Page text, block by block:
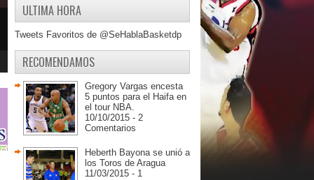
ULTIMA HORA
Tweets Favoritos de @SeHablaBasketdp
RECOMENDAMOS
Gregory Vargas encesta
5 puntos para el Haifa en
el tour NBA.
10/10/2015 - 2
Comentarios
Heberth Bayona se unió a
los Toros de Aragua
11/03/2015 - 1